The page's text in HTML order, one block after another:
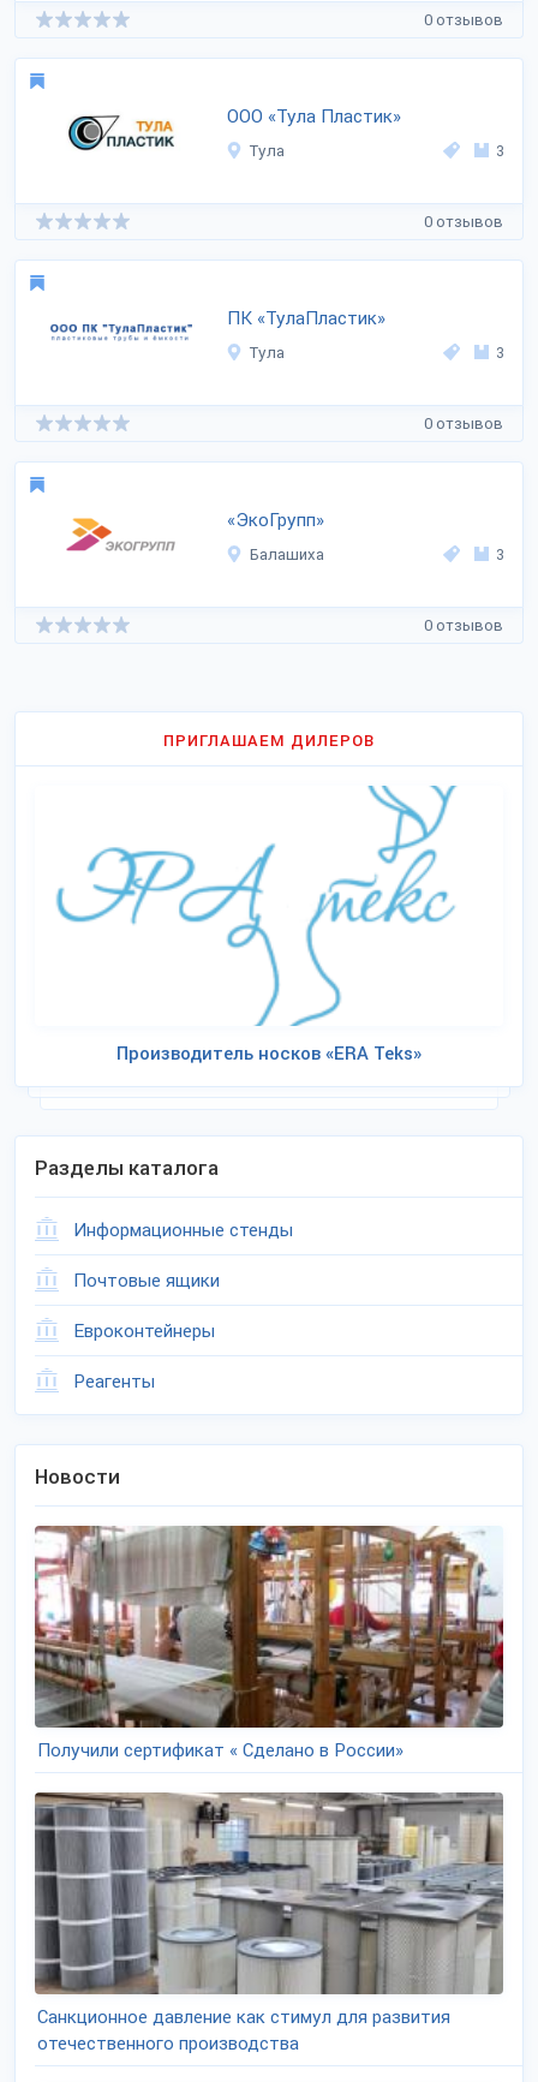
0 отзывов
ООО «Тула Пластик»
Тула 3
0 отзывов
ПК «ТулаПластик»
Тула 3
0 отзывов
«ЭкоГрупп»
Балашиха 3
0 отзывов
ПРИГЛАШАЕМ ДИЛЕРОВ
Производитель носков «ERA Teks»
Разделы каталога
Информационные стенды
Почтовые ящики
Евроконтейнеры
Реагенты
Новости
Получили сертификат « Сделано в России»
Санкционное давление как стимул для развития
отечественного производства